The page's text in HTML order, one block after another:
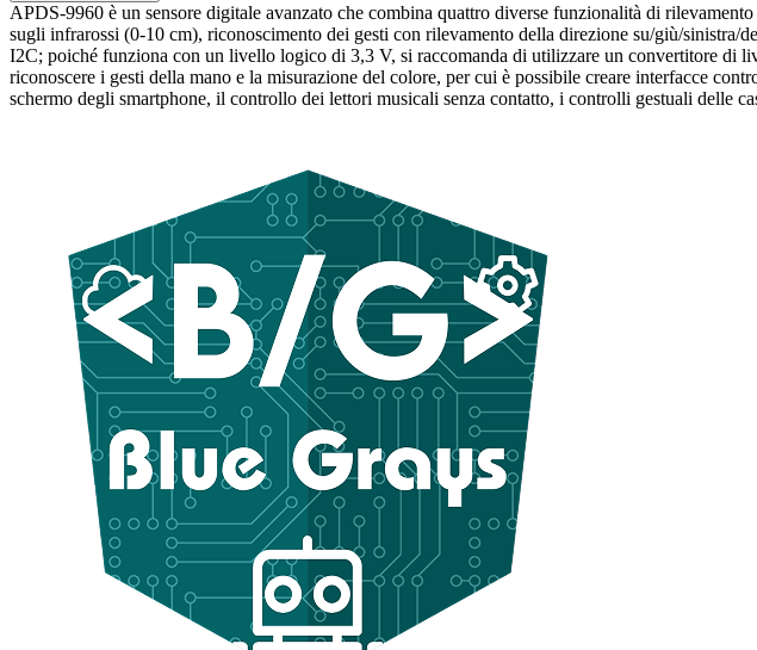
APDS-9960 è un sensore digitale avanzato che combina quattro diverse funzionalità di
sugli infrarossi (0-10 cm), riconoscimento dei gesti con rilevamento della direzione su/giù/
I2C; poiché funziona con un livello logico di 3,3 V, si raccomanda di utilizzare un convertitore di
riconoscere i gesti della mano e la misurazione del colore, per cui è possibile creare interfacce
schermo degli smartphone, il controllo dei lettori musicali senza contatto, i controlli gestuali delle